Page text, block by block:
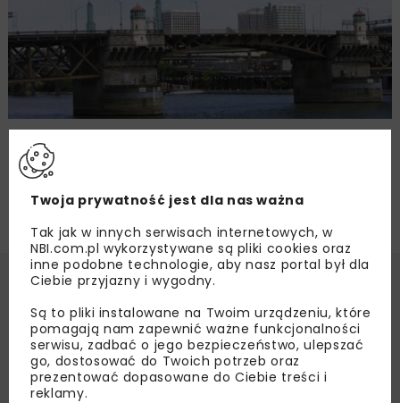
Mosty zwodzone Josepha Straussa
Twoja prywatność jest dla nas ważna
Tak jak w innych serwisach internetowych, w
NBI.com.pl wykorzystywane są pliki cookies oraz
inne podobne technologie, aby nasz portal był dla
Ciebie przyjazny i wygodny.
Są to pliki instalowane na Twoim urządzeniu, które
pomagają nam zapewnić ważne funkcjonalności
serwisu, zadbać o jego bezpieczeństwo, ulepszać
go, dostosować do Twoich potrzeb oraz
prezentować dopasowane do Ciebie treści i
reklamy.